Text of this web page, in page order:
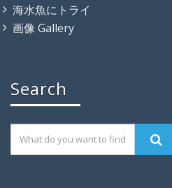
海水魚にトライ
画像 Gallery
Search